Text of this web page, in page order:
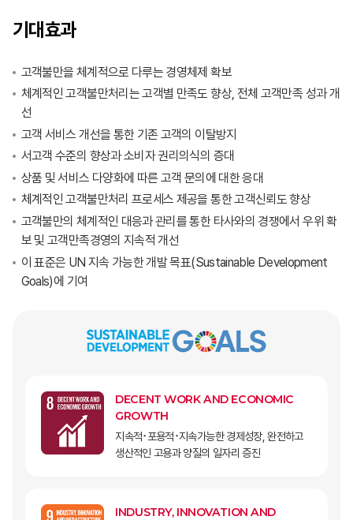
기대효과
고객불만을 체계적으로 다루는 경영체제 확보
체계적인 고객불만처리는 고객별 만족도 향상, 전체 고객만족 성과 개
선
고객 서비스 개선을 통한 기존 고객의 이탈방지
서고객 수준의 향상과 소비자 권리의식의 증대
상품 및 서비스 다양화에 따른 고객 문의에 대한 응대
체계적인 고객불만처리 프로세스 제공을 통한 고객신뢰도 향상
고객불만의 체계적인 대응과 관리를 통한 타사와의 경쟁에서 우위 확
보 및 고객만족경영의 지속적 개선
이 표준은 UN 지속 가능한 개발 목표(Sustainable Development
Goals)에 기여
DECENT WORK AND ECONOMIC
GROWTH
지속적･포용적･지속가능한 경제성장, 완전하고
생산적인 고용과 양질의 일자리 증진
INDUSTRY, INNOVATION AND